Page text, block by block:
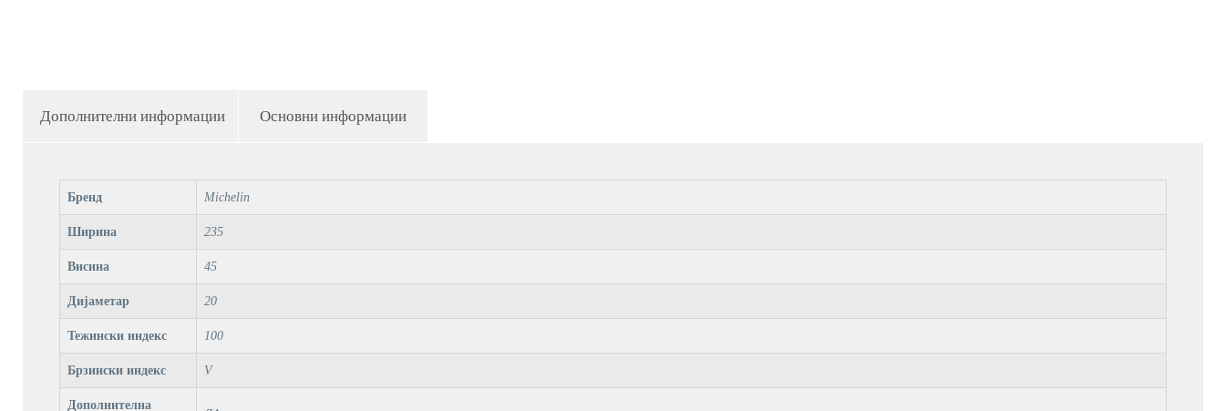
Дополнителни информации Основни информации
Бренд Michelin
Ширина 235
Висина 45
Дијаметар 20
Тежински индекс 100
Брзински индекс V
Дополнителна